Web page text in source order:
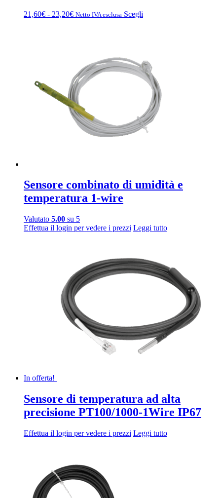
21,60€ - 23,20€Fascia
23,20€
Netto IVA esclusa Scegli
opzioni
possono
essere
scelte
nella
pagina
del
prodotto
Sensore combinato di umidità e
temperatura 1-wire
Valutato 5.00 su 5
Effettua il login per vedere i prezzi Leggi tutto
In offerta!
Sensore di temperatura ad alta
precisione PT100/1000-1Wire IP67
Effettua il login per vedere i prezzi Leggi tutto